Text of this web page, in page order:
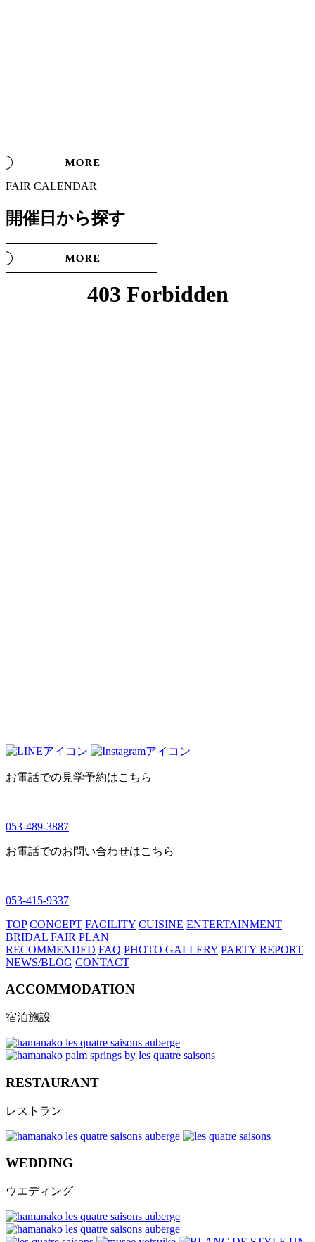
FAIR CALENDAR
開催日から探す
お電話での見学予約はこちら
053-489-3887
お電話でのお問い合わせはこちら
053-415-9337
TOP CONCEPT FACILITY CUISINE ENTERTAINMENT
BRIDAL FAIR PLAN
RECOMMENDED FAQ PHOTO GALLERY PARTY REPORT
NEWS/BLOG CONTACT
ACCOMMODATION
宿泊施設
RESTAURANT
レストラン
WEDDING
ウエディング